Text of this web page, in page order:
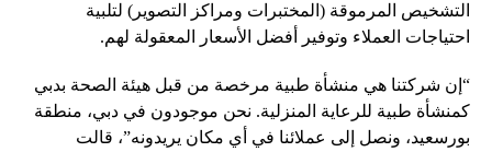
التشخيص المرموقة (المختبرات ومراكز التصوير) لتلبية
احتياجات العملاء وتوفير أفضل الأسعار المعقولة لهم.
“إن شركتنا هي منشأة طبية مرخصة من قبل هيئة الصحة بدبي
كمنشأة طبية للرعاية المنزلية. نحن موجودون في دبي، منطقة
بورسعيد، ونصل إلى عملائنا في أي مكان يريدونه”، قالت